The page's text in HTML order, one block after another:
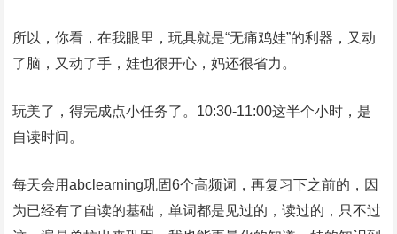
所以，你看，在我眼里，玩具就是“无痛鸡娃”的利器，又动
了脑，又动了手，娃也很开心，妈还很省力。
玩美了，得完成点小任务了。10:30-11:00这半个小时，是
自读时间。
每天会用abclearning巩固6个高频词，再复习下之前的，因
为已经有了自读的基础，单词都是见过的，读过的，只不过